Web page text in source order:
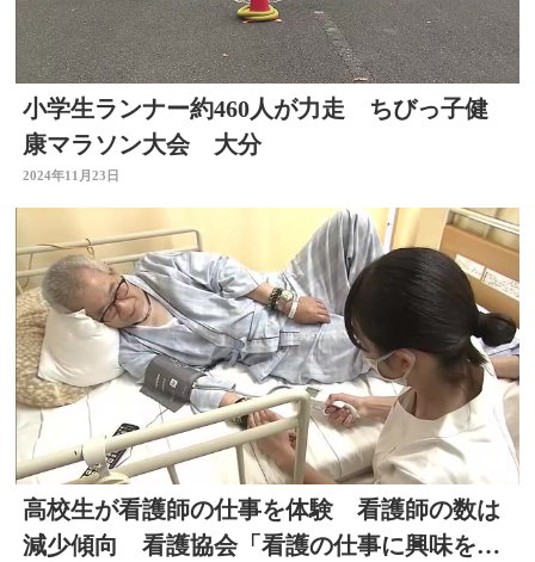
小学生ランナー約460人が力走 ちびっ子健
康マラソン大会 大分
2024年11月23日
高校生が看護師の仕事を体験 看護師の数は
減少傾向 看護協会「看護の仕事に興味をも